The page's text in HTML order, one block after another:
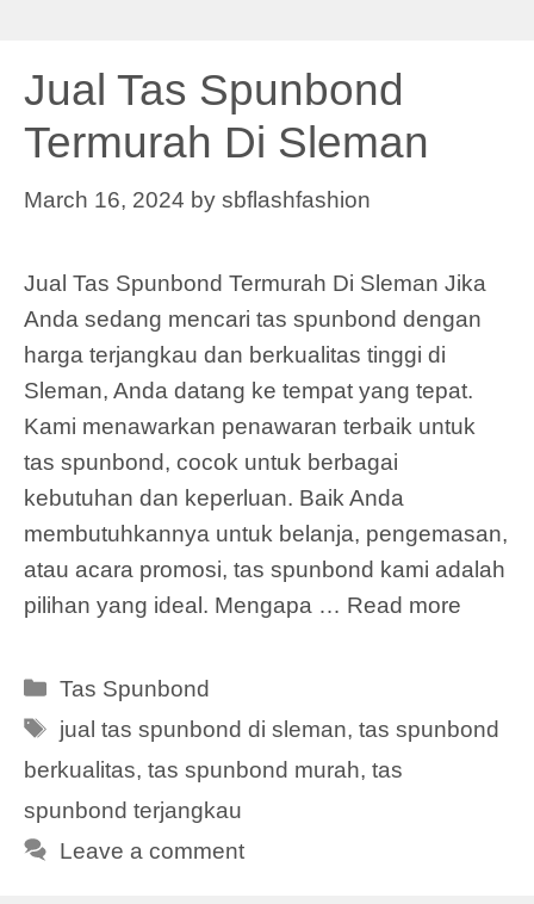
Jual Tas Spunbond
Termurah Di Sleman
March 16, 2024 by sbflashfashion
Jual Tas Spunbond Termurah Di Sleman Jika
Anda sedang mencari tas spunbond dengan
harga terjangkau dan berkualitas tinggi di
Sleman, Anda datang ke tempat yang tepat.
Kami menawarkan penawaran terbaik untuk
tas spunbond, cocok untuk berbagai
kebutuhan dan keperluan. Baik Anda
membutuhkannya untuk belanja, pengemasan,
atau acara promosi, tas spunbond kami adalah
pilihan yang ideal. Mengapa … Read more
Categories
Tas Spunbond
Tags
jual tas spunbond di sleman,tas spunbond
berkualitas, tas spunbond murah, tas
spunbond terjangkau
Leave a comment